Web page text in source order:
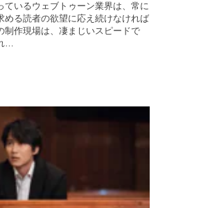
ているウェブトゥーン業界は、常に
める読者の欲望に応え続けなければ
制作現場は、凄まじいスピードで
…